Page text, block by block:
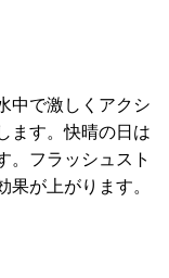
中で激しくアクシ
ます。快晴の日は
。フラッシュスト
果が上がります。